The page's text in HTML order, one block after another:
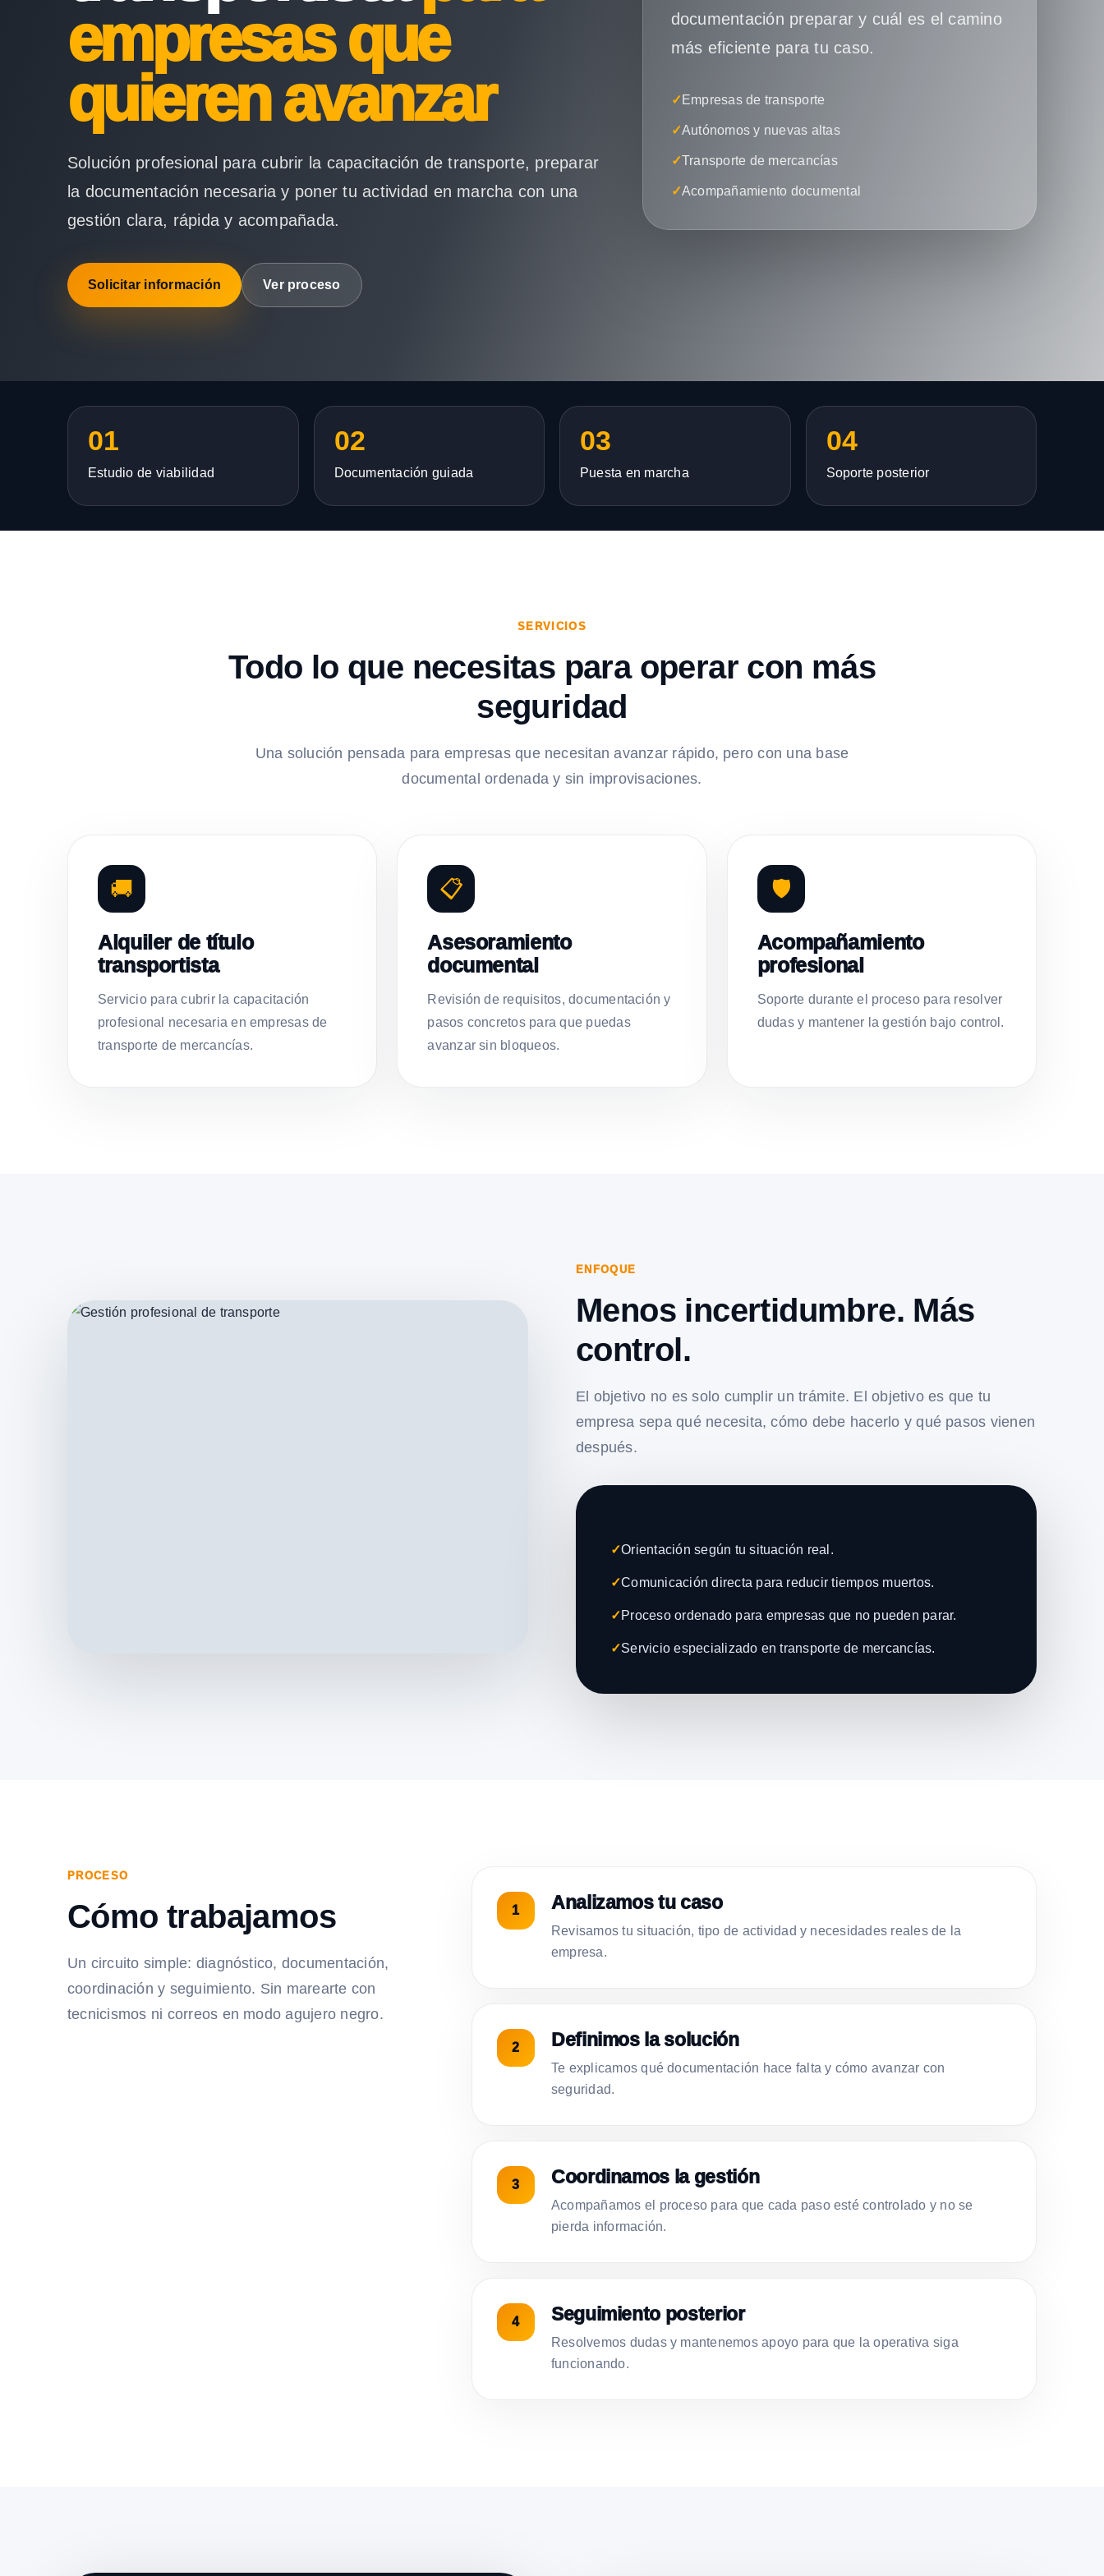
empresas que
quieren avanzar
Solución profesional para cubrir la capacitación de transporte, preparar
la documentación necesaria y poner tu actividad en marcha con una
gestión clara, rápida y acompañada.
Solicitar información Ver proceso
documentación preparar y cuál es el camino
más eficiente para tu caso.
✓ Empresas de transporte
✓Autónomos y nuevas altas
✓Transporte de mercancías
✓Acompañamiento documental
01
Estudio de viabilidad
02
Documentación guiada
03
Puesta en marcha
04
Soporte posterior
SERVICIOS
Todo lo que necesitas para operar con más
seguridad
Una solución pensada para empresas que necesitan avanzar rápido, pero con una base
documental ordenada y sin improvisaciones.
🚚
Alquiler de título
transportista
Servicio para cubrir la capacitación
profesional necesaria en empresas de
transporte de mercancías.
📋
Asesoramiento
documental
Revisión de requisitos, documentación y
pasos concretos para que puedas
avanzar sin bloqueos.
🛡️
Acompañamiento
profesional
Soporte durante el proceso para resolver
dudas y mantener la gestión bajo control.
ENFOQUE
Menos incertidumbre. Más
control.
El objetivo no es solo cumplir un trámite. El objetivo es que tu
empresa sepa qué necesita, cómo debe hacerlo y qué pasos vienen
después.
✓Orientación según tu situación real.
✓Comunicación directa para reducir tiempos muertos.
✓Proceso ordenado para empresas que no pueden parar.
✓Servicio especializado en transporte de mercancías.
PROCESO
Cómo trabajamos
Un circuito simple: diagnóstico, documentación,
coordinación y seguimiento. Sin marearte con
tecnicismos ni correos en modo agujero negro.
Analizamos tu caso
Revisamos tu situación, tipo de actividad y necesidades reales de la
empresa.
Definimos la solución
Te explicamos qué documentación hace falta y cómo avanzar con
seguridad.
Coordinamos la gestión
Acompañamos el proceso para que cada paso esté controlado y no se
pierda información.
Seguimiento posterior
Resolvemos dudas y mantenemos apoyo para que la operativa siga
funcionando.